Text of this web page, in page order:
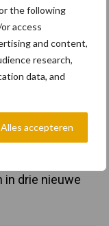
the following
access
and content,
research,
data, and
Alles accepteren
en
in drie nieuwe